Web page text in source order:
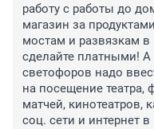
работу с работы до
магазин за
мостам и развязкам в
сделайте платными! А
светофоров надо
на посещение
матчей, кинотеатров,
соц. сети и интернет